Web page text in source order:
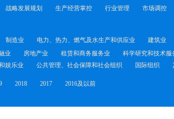
战略发展规划 生产经营掌控 行业管理 市场调控
制造业 电力、热力、燃气及水生产和供应业 建筑业
业 房地产业 租赁和商务服务业 科学研究和技术服
娱乐业 公共管理、社会保障和社会组织 国际组织
2018 2017 2016及以前